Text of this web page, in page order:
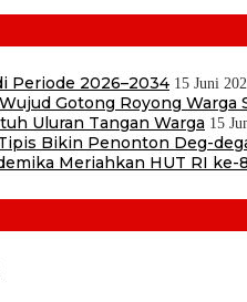
Periode 2026–2034 15 Juni
Gotong Royong
Uluran Tangan Warga 15
Bikin Penonton Deg-
Meriahkan HUT RI ke-